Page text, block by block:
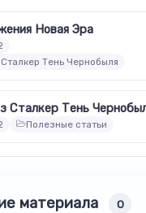
Новая Эра
Тень Чернобыля
Полезные статьи
материала 0